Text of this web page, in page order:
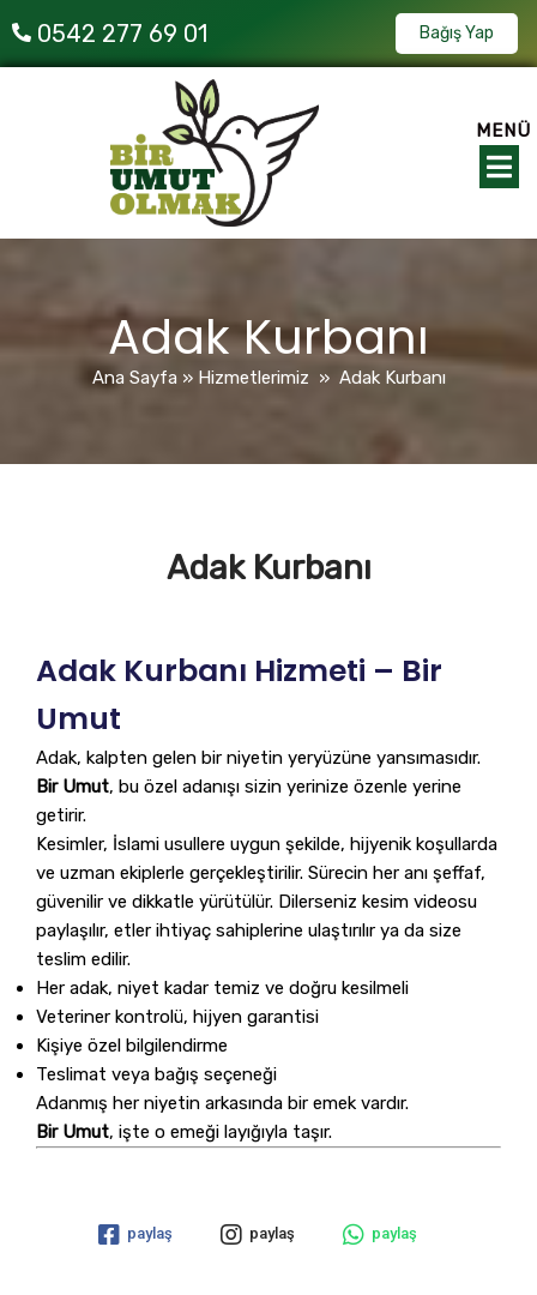
0542 277 69 01 Bağış Yap
MENÜ
Adak Kurbanı
Ana Sayfa » Hizmetlerimiz » Adak Kurbanı
Adak Kurbanı
Adak Kurbanı Hizmeti – Bir
Umut
Adak, kalpten gelen bir niyetin yeryüzüne yansımasıdır.
Bir Umut, bu özel adanışı sizin yerinize özenle yerine
getirir.
Kesimler, İslami usullere uygun şekilde, hijyenik koşullarda
ve uzman ekiplerle gerçekleştirilir. Sürecin her anı şeffaf,
güvenilir ve dikkatle yürütülür. Dilerseniz kesim videosu
paylaşılır, etler ihtiyaç sahiplerine ulaştırılır ya da size
teslim edilir.
Her adak, niyet kadar temiz ve doğru kesilmeli
Veteriner kontrolü, hijyen garantisi
Kişiye özel bilgilendirme
Teslimat veya bağış seçeneği
Adanmış her niyetin arkasında bir emek vardır.
Bir Umut, işte o emeği layığıyla taşır.
paylaş paylaş paylaş